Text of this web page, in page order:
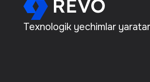
Texnologik yechimlar